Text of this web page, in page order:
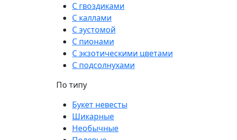
С гвоздиками
С каллами
С эустомой
С пионами
С экзотическими цветами
С подсолнухами
По типу
Букет невесты
Шикарные
Необычные